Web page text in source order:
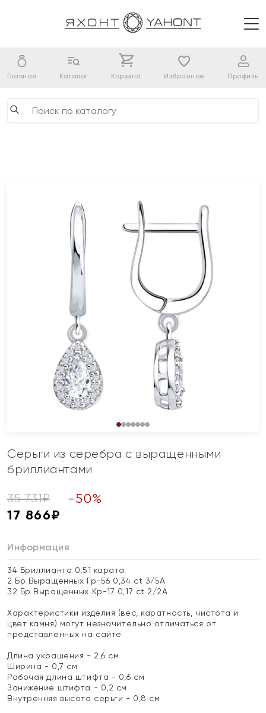
Главная Каталог Корзина Избранное Профиль
Серьги из серебра с выращенными
бриллиантами
35 731₽ -50%
17 866₽
Информация
34 Бриллианта 0,51 карата
2 Бр Выращенных Гр-56 0,34 ct 3/5А
32 Бр Выращенных Кр-17 0,17 ct 2/2A
Характеристики изделия (вес, каратность, чистота и
цвет камня) могут незначительно отличаться от
представленных на сайте
Длина украшения - 2,6 см
Ширина - 0,7 см
Рабочая длина штифта - 0,6 см
Занижение штифта - 0,2 см
Внутренняя высота серьги - 0,8 см